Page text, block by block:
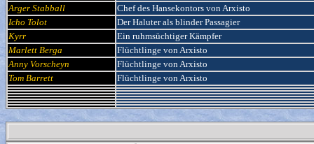
Arger Stabball
Chef des Hansekontors von Arxisto
Icho Tolot
Der Haluter als blinder Passagier
Kyrr
Ein ruhmsüchtiger Kämpfer
Marlett Berga
Flüchtlinge von Arxisto
Anny Vorscheyn
Flüchtlinge von Arxisto
Tom Barrett
Flüchtlinge von Arxisto